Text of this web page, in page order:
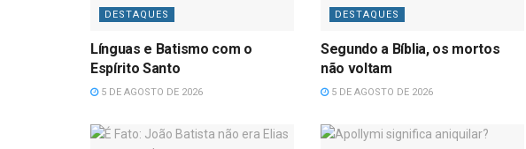
DESTAQUES
Línguas e Batismo com o
Espírito Santo
5 DE AGOSTO DE 2026
DESTAQUES
Segundo a Bíblia, os mortos
não voltam
5 DE AGOSTO DE 2026